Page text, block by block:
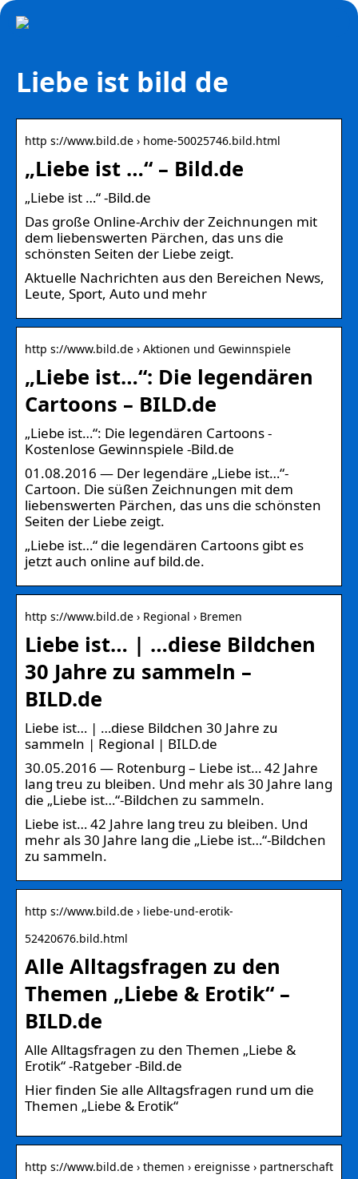
Liebe ist bild de
http s://www.bild.de › home-50025746.bild.html
„Liebe ist …“ – Bild.de
„Liebe ist …“ -Bild.de
Das große Online-Archiv der Zeichnungen mit
dem liebenswerten Pärchen, das uns die
schönsten Seiten der Liebe zeigt.
Aktuelle Nachrichten aus den Bereichen News,
Leute, Sport, Auto und mehr
http s://www.bild.de › Aktionen und Gewinnspiele
„Liebe ist…“: Die legendären
Cartoons – BILD.de
„Liebe ist…“: Die legendären Cartoons -
Kostenlose Gewinnspiele -Bild.de
01.08.2016 — Der legendäre „Liebe ist…“-
Cartoon. Die süßen Zeichnungen mit dem
liebenswerten Pärchen, das uns die schönsten
Seiten der Liebe zeigt.
„Liebe ist…“ die legendären Cartoons gibt es
jetzt auch online auf bild.de.
http s://www.bild.de › Regional › Bremen
Liebe ist… | …diese Bildchen
30 Jahre zu sammeln –
BILD.de
Liebe ist… | …diese Bildchen 30 Jahre zu
sammeln | Regional | BILD.de
30.05.2016 — Rotenburg – Liebe ist… 42 Jahre
lang treu zu bleiben. Und mehr als 30 Jahre lang
die „Liebe ist…“-Bildchen zu sammeln.
Liebe ist… 42 Jahre lang treu zu bleiben. Und
mehr als 30 Jahre lang die „Liebe ist…“-Bildchen
zu sammeln.
http s://www.bild.de › liebe-und-erotik-
52420676.bild.html
Alle Alltagsfragen zu den
Themen „Liebe & Erotik“ –
BILD.de
Alle Alltagsfragen zu den Themen „Liebe &
Erotik“ -Ratgeber -Bild.de
Hier finden Sie alle Alltagsfragen rund um die
Themen „Liebe & Erotik“
http s://www.bild.de › themen › ereignisse › partnerschaft